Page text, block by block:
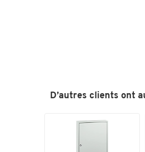
D’autres clients ont